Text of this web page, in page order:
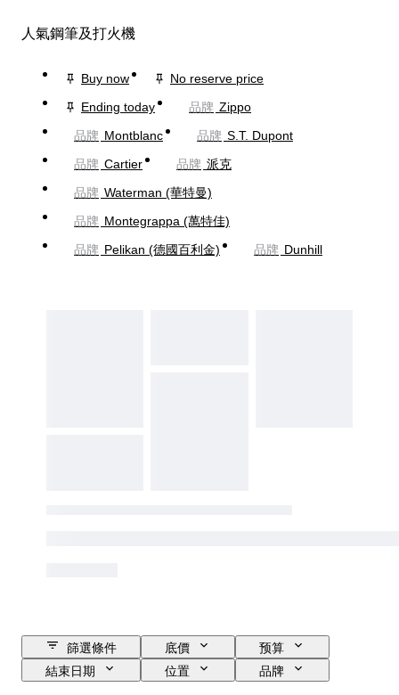
人氣鋼筆及打火機
Buy now
No reserve price
Ending today
品牌 Zippo
品牌 Montblanc 品牌 S.T. Dupont
品牌 Cartier 品牌 派克
品牌 Waterman (華特曼)
品牌 Montegrappa (萬特佳)
品牌 Pelikan (德國百利金) 品牌 Dunhill
篩選條件 底價
预算
結束日期
位置
品牌